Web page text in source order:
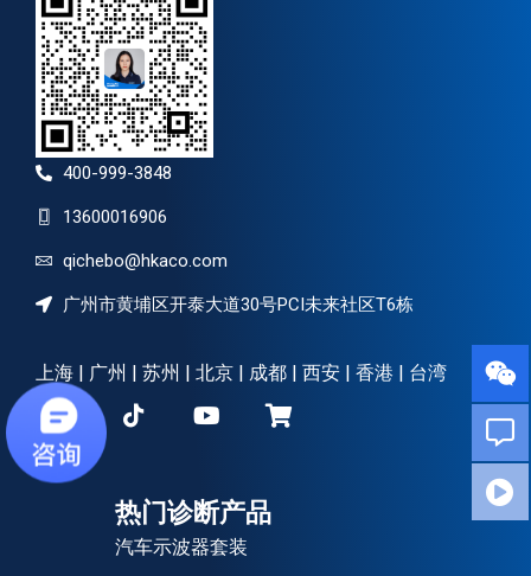
400-999-3848
13600016906
qichebo@hkaco.com
广州市黄埔区开泰大道30号PCI未来社区T6栋
上海 | 广州 | 苏州 | 北京 | 成都 | 西安 | 香港 | 台湾
热门诊断产品
汽车示波器套装